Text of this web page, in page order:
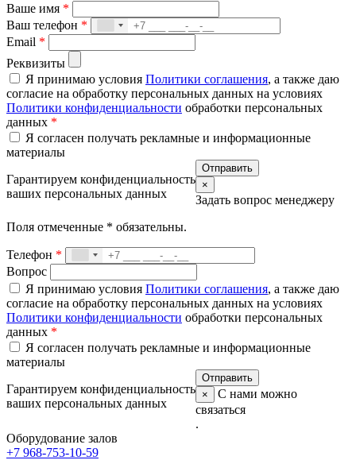
Ваше имя *
Ваш телефон *
Email *
Реквизиты
Я принимаю условия Политики соглашения, а также даю
согласие на обработку персональных данных на условиях
Политики конфиденциальности обработки персональных
данных *
Я согласен получать рекламные и информационные
материалы
Гарантируем конфиденциальность
ваших персональных данных
×
Задать вопрос менеджеру
Поля отмеченные * обязательны.
Телефон *
Вопрос
Я принимаю условия Политики соглашения, а также даю
согласие на обработку персональных данных на условиях
Политики конфиденциальности обработки персональных
данных *
Я согласен получать рекламные и информационные
материалы
Гарантируем конфиденциальность
ваших персональных данных
×
С нами можно
связаться
.
Оборудование залов
+7 968-753-10-59